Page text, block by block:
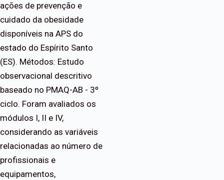
ações de prevenção e
cuidado da obesidade
disponíveis na APS do
estado do Espírito Santo
(ES). Métodos: Estudo
observacional descritivo
baseado no PMAQ-AB - 3º
ciclo. Foram avaliados os
módulos I, II e IV,
considerando as variáveis
relacionadas ao número de
profissionais e
equipamentos,